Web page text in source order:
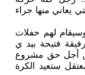
يعاني منها جراء
لهم حفلات
فتيحة بيد ي
أجل حق مشروع
ستعيد الكرة